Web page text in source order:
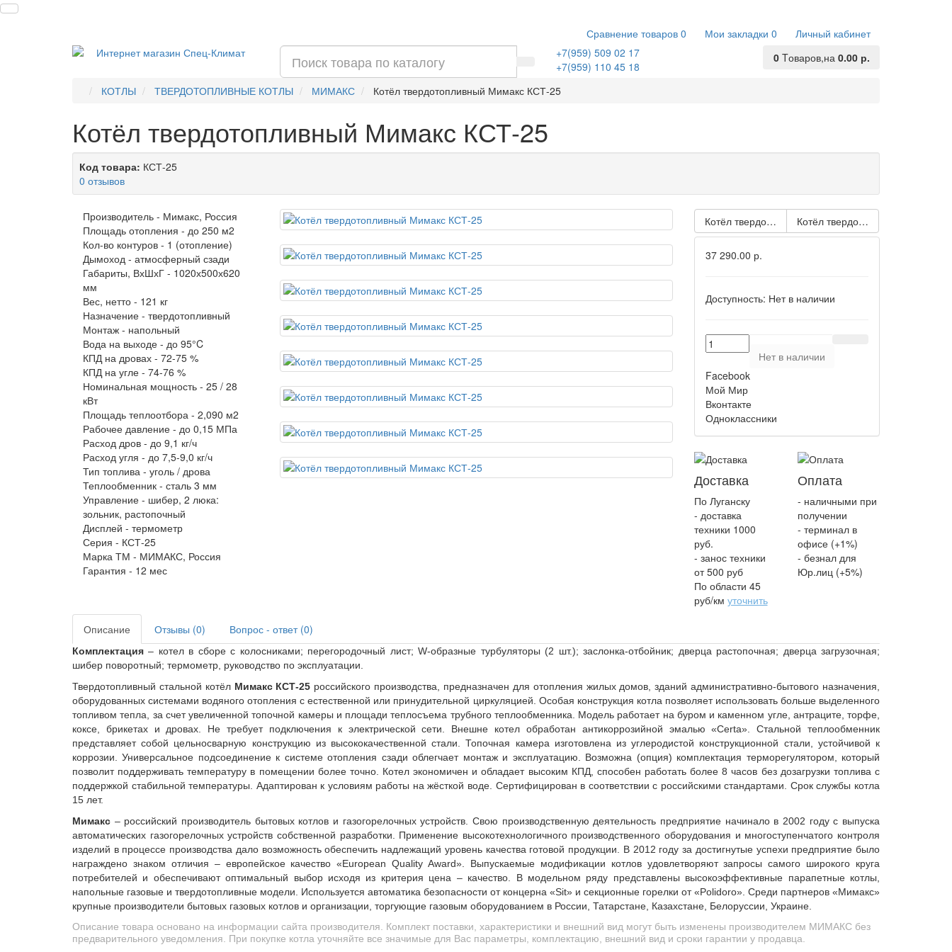
Личный кабинет
Мои закладки 0
Сравнение товаров 0
+7(959) 509 02 17
+7(959) 110 45 18
0 Tоваров,на 0.00 р.
КОТЛЫ ТВЕРДОТОПЛИВНЫЕ КОТЛЫ МИМАКС Котёл твердотопливный Мимакс КСТ-25
Котёл твердотопливный Мимакс КСТ-25
Код товара: КСТ-25
0 отзывов
Производитель - Мимакс, Россия
Площадь отопления - до 250 м2
Кол-во контуров - 1 (отопление)
Дымоход - атмосферный сзади
Габариты, ВхШхГ - 1020х500х620
мм
Вес, нетто - 121 кг
Назначение - твердотопливный
Монтаж - напольный
Вода на выходе - до 95°C
КПД на дровах - 72-75 %
КПД на угле - 74-76 %
Номинальная мощность - 25 / 28
кВт
Площадь теплоотбора - 2,090 м2
Рабочее давление - до 0,15 МПа
Расход дров - до 9,1 кг/ч
Расход угля - до 7,5-9,0 кг/ч
Тип топлива - уголь / дрова
Теплообменник - сталь 3 мм
Управление - шибер, 2 люка:
зольник, растопочный
Дисплей - термометр
Серия - КСТ-25
Марка ТМ - МИМАКС, Россия
Гарантия - 12 мес
Котёл твердотопливный Мимакс КСТ-20
Котёл твердотопливный
37 290.00 р.
Доступность: Нет в наличии
Нет в наличии
Facebook
Мой Мир
Вконтакте
Одноклассники
Доставка
По Луганску
- доставка
техники 1000
руб.
- занос техники
от 500 руб
По области 45
руб/км уточнить
Оплата
- наличными при
получении
- терминал в
офисе (+1%)
- безнал для
Юр.лиц (+5%)
Описание Отзывы (0) Вопрос - ответ (0)
Комплектация – котел в сборе с колосниками; перегородочный лист;W-образные турбуляторы (2 шт.); заслонка-отбойник; дверца растопочная; дверца загрузочная;
шибер поворотный; термометр, руководство по эксплуатации.
Твердотопливный стальной котёл Мимакс КСТ-25 российского производства, предназначен для отопления жилых домов, зданий административно-бытового назначения,
оборудованных системами водяного отопления с естественной или принудительной циркуляцией. Особая конструкция котла позволяет использовать больше выделенного
топливом тепла, за счет увеличенной топочной камеры и площади теплосъема трубного теплообменника. Модель работает на буром и каменном угле, антраците, торфе,
коксе, брикетах и дровах. Не требует подключения к электрической сети. Внешне котел обработан антикоррозийной эмалью «Certa». Стальной теплообменник
представляет собой цельносварную конструкцию из высококачественной стали. Топочная камера изготовлена из углеродистой конструкционной стали, устойчивой к
коррозии. Универсальное подсоединение к системе отопления сзади облегчает монтаж и эксплуатацию. Возможна (опция) комплектация терморегулятором, который
позволит поддерживать температуру в помещении более точно. Котел экономичен и обладает высоким КПД, способен работать более 8 часов без дозагрузки топлива с
поддержкой стабильной температуры. Адаптирован к условиям работы на жёсткой воде. Сертифицирован в соответствии с российскими стандартами. Срок службы котла
15 лет.
Мимакс – российский производитель бытовых котлов и газогорелочных устройств. Свою производственную деятельность предприятие начинало в 2002 году с выпуска
автоматических газогорелочных устройств собственной разработки. Применение высокотехнологичного производственного оборудования и многоступенчатого контроля
изделий в процессе производства дало возможность обеспечить надлежащий уровень качества готовой продукции. В 2012 году за достигнутые успехи предприятие было
награждено знаком отличия – европейское качество «European Quality Award». Выпускаемые модификации котлов удовлетворяют запросы самого широкого круга
потребителей и обеспечивают оптимальный выбор исходя из критерия цена – качество. В модельном ряду представлены высокоэффективные парапетные котлы,
напольные газовые и твердотопливные модели. Используется автоматика безопасности от концерна «Sit» и секционные горелки от «Polidoro». Среди партнеров «Мимакс»
крупные производители бытовых газовых котлов и организации, торгующие газовым оборудованием в России, Татарстане, Казахстане, Белоруссии, Украине.
Описание товара основано на информации сайта производителя. Комплект поставки, характеристики и внешний вид могут быть изменены производителем МИМАКС без
предварительного уведомления. При покупке котла уточняйте все значимые для Вас параметры, комплектацию, внешний вид и сроки гарантии у продавца.